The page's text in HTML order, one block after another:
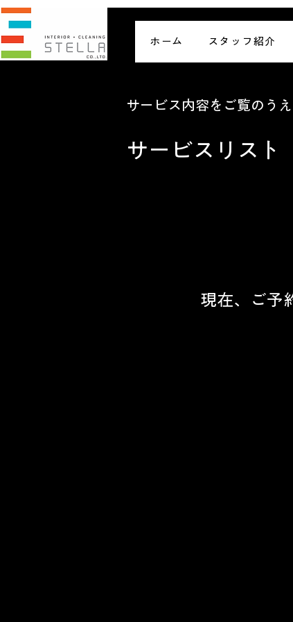
ホーム スタッフ紹介
サービス内容をご覧のう
サービスリスト
現在、ご予